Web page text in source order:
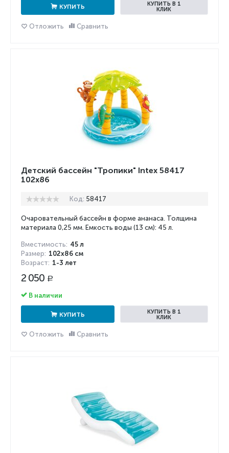
КУПИТЬ
КУПИТЬ В 1
КЛИК
Отложить Сравнить
Детский бассейн "Тропики" Intex 58417
102x86
Код: 58417
Очаровательный бассейн в форме ананаса. Толщина
материала 0,25 мм. Емкость воды (13 см): 45 л.
Вместимость: 45 л
Размер: 102x86 см
Возраст: 1-3 лет
2 050 Р
В наличии
КУПИТЬ
КУПИТЬ В 1
КЛИК
Отложить Сравнить